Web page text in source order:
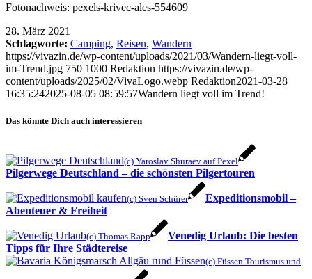
Fotonachweis: pexels-krivec-ales-554609
28. März 2021
Schlagworte: Camping, Reisen, Wandern
https://vivazin.de/wp-content/uploads/2021/03/Wandern-liegt-voll-
im-Trend.jpg 750 1000 Redaktion https://vivazin.de/wp-
content/uploads/2025/02/VivaLogo.webp Redaktion2021-03-28
16:35:242025-08-05 08:59:57Wandern liegt voll im Trend!
Das könnte Dich auch interessieren
(c) Yaroslav Shuraev auf Pexel
Pilgerwege Deutschland – die schönsten Pilgertouren
(c) Sven Schürer
Expeditionsmobil –
Abenteuer & Freiheit
(c) Thomas Rapp
Venedig Urlaub: Die besten
Tipps für Ihre Städtereise
(c) Füssen Tourismus und